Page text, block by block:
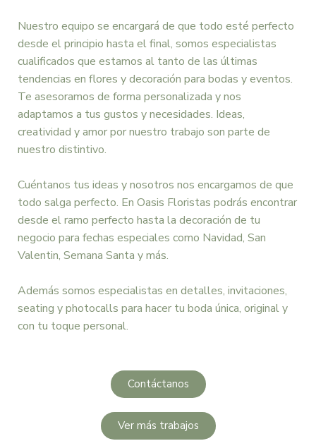
Nuestro equipo se encargará de que todo esté perfecto
desde el principio hasta el final, somos especialistas
cualificados que estamos al tanto de las últimas
tendencias en flores y decoración para bodas y eventos.
Te asesoramos de forma personalizada y nos
adaptamos a tus gustos y necesidades. Ideas,
creatividad y amor por nuestro trabajo son parte de
nuestro distintivo.
Cuéntanos tus ideas y nosotros nos encargamos de que
todo salga perfecto. En Oasis Floristas podrás encontrar
desde el ramo perfecto hasta la decoración de tu
negocio para fechas especiales como Navidad, San
Valentin, Semana Santa y más.
Además somos especialistas en detalles, invitaciones,
seating y photocalls para hacer tu boda única, original y
con tu toque personal.
Contáctanos
Ver más trabajos